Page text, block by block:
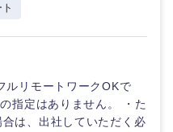
ルリモートワークOKで
指定はありません。 ・た
は、出社していただく必